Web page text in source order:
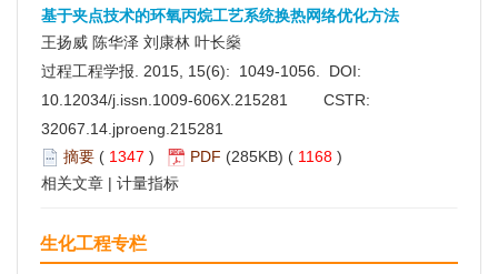
基于夹点技术的环氧丙烷工艺系统换热网络优化方法
王扬威 陈华泽 刘康林 叶长燊
过程工程学报. 2015, 15(6): 1049-1056. DOI:
10.12034/j.issn.1009-606X.215281
CSTR:
32067.14.jproeng.215281
摘要 ( 1347 ) PDF (285KB) ( 1168 )
相关文章 | 计量指标
生化工程专栏